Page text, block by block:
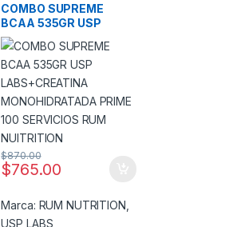
COMBO SUPREME
BCAA 535GR USP
LABS+CREATINA
MONOHIDRATADA
PRIME 100 SERVICIOS
RUM NUITRITION
$765.00
$870.00
Marca: RUM NUTRITION
USP LABS